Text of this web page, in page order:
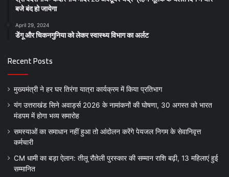
बजे बंद हो जायेगा
April 29, 2024
डेंगू और चिकनगुनिया को लेकर स्वास्थ्य विभाग का अर्लट
Recent Posts
मुख्यमंत्री ने हर घर तिरंगा यात्रा कार्यक्रम में किया प्रतिभाग
यंग उत्तराखंड सिने अवार्ड्स 2026 के नामांकनों की घोषणा, 30 अगस्त को भारत
मंडपम में होगा भव्य समारोह
समस्याओं का समाधान नहीं हुआ तो आंदोलन करेंगे पेयजल निगम के सेवानिवृत्त
कर्मचारी
CM धामी का बड़ा ऐलान: तीलू रौतेली पुरस्कार की सम्मान राशि बढ़ी, 13 महिलाएं हुई
सम्मानित